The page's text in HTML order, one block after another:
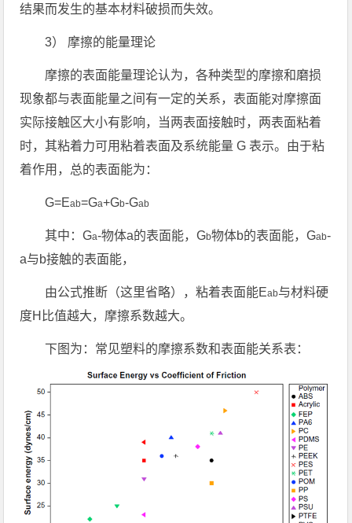
结果而发生的基本材料破损而失效。
3） 摩擦的能量理论
摩擦的表面能量理论认为，各种类型的摩擦和磨损
现象都与表面能量之间有一定的关系，表面能对摩擦面
实际接触区大小有影响，当两表面接触时，两表面粘着
时，其粘着力可用粘着表面及系统能量 G 表示。由于粘
着作用，总的表面能为：
G=Eab=Ga+Gb-Gab
其中：Ga-物体a的表面能，Gb物体b的表面能，Gab-
a与b接触的表面能，
由公式推断（这里省略），粘着表面能Eab与材料硬
度H比值越大，摩擦系数越大。
下图为：常见塑料的摩擦系数和表面能关系表：